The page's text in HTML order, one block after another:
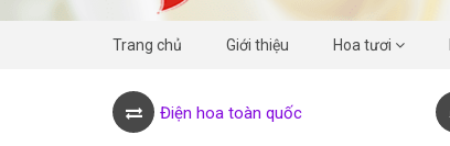
Trang chủ Giới thiệu Hoa tươi
Điện hoa toàn quốc